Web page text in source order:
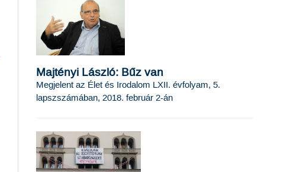
Majtényi László: Bűz van
Megjelent az Élet és Irodalom LXII. évfolyam, 5.
lapszszámában, 2018. február 2-án